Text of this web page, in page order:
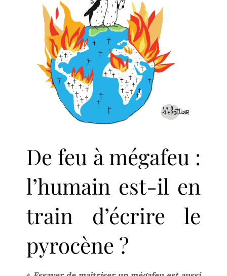
De feu à mégafeu :
l’humain est-il en
train d’écrire le
pyrocène ?